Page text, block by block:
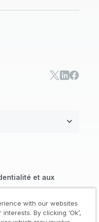
et aux
/
with our websites
By clicking ‘Ok’,